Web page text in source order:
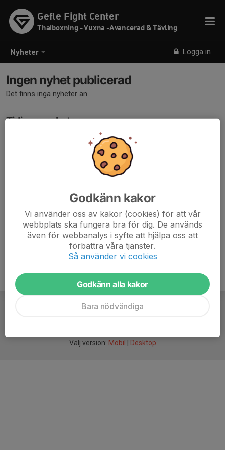
Nyheter Logga in
Gefle Fight Center
Thaiboxning - Vuxna -Avancerad & Tävling
Ingen nyhet publicerad
Det finns inga nyheter än.
Tidigare nyheter
Det finns inga tidigare nyheter
Välj version: Mobil Desktop
Godkänn kakor
Vi använder oss av kakor (cookies) för att vår
webbplats ska fungera bra för dig. De används
även för webbanalys i syfte att hjälpa oss att
förbättra våra tjänster.
Så använder vi cookies
Godkänn alla kakor
Bara nödvändiga